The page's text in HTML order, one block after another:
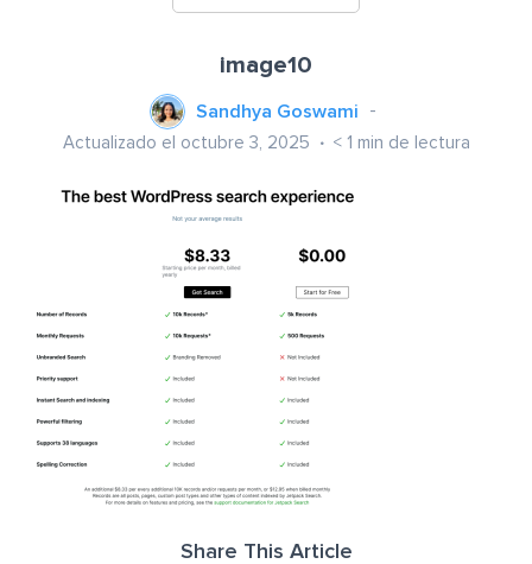
image10
Sandhya Goswami
Actualizado el octubre 3, 2025 < 1 min de lectura
Share This Article